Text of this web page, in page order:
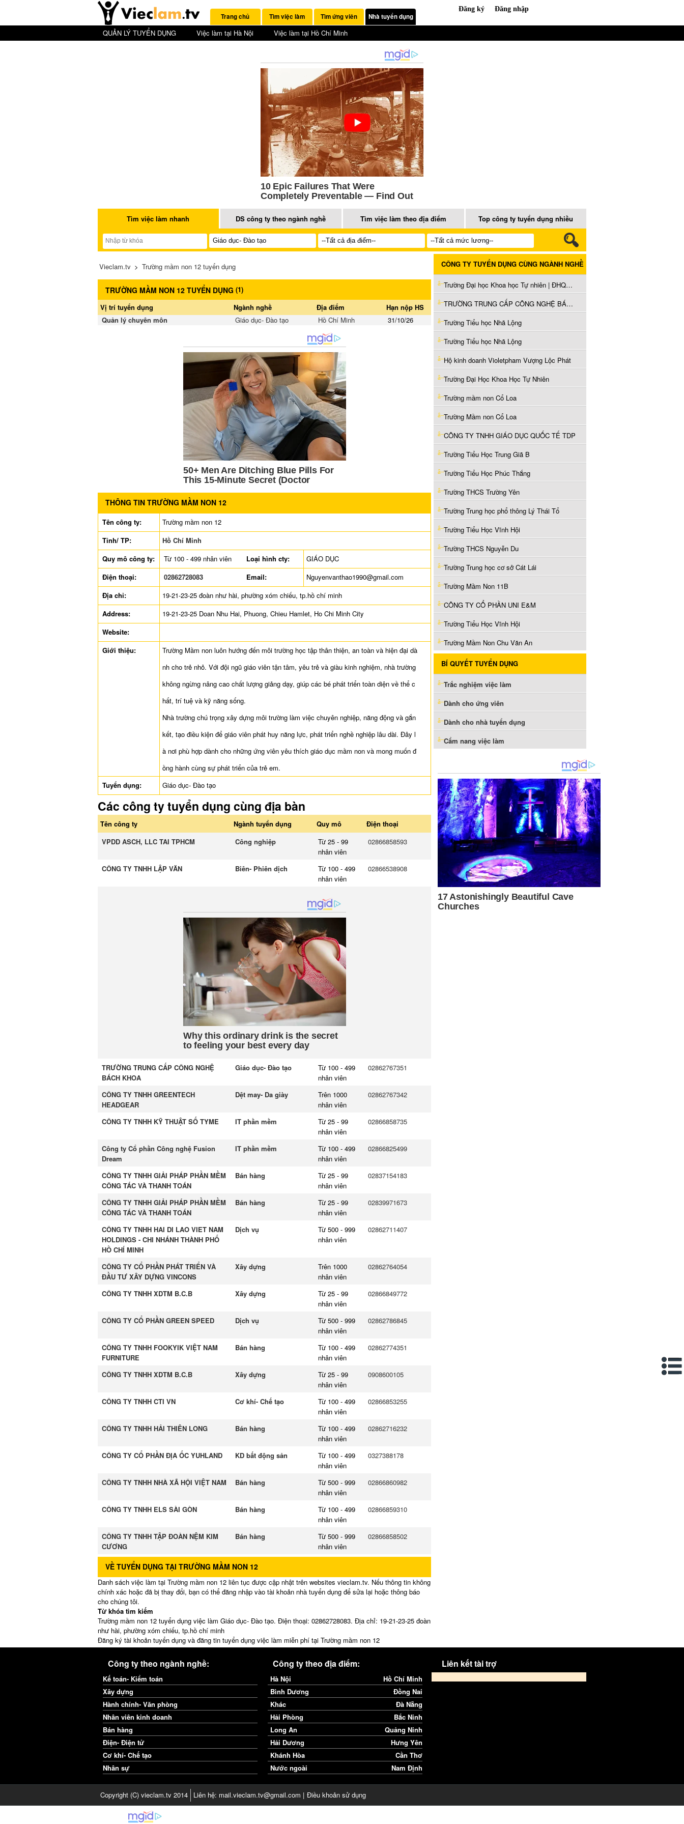
Trang chủ Tìm việc làm Tìm ứng viên Nhà tuyển dụng
QUẢN LÝ TUYỂN DỤNG Việc làm tại Hà Nội Việc làm tại Hồ Chí Minh
Tìm việc làm nhanh DS công ty theo ngành nghề Tìm việc làm theo địa điểm Top công ty tuyển dụng nhiều
Vieclam.tv > Trường mầm non 12 tuyển dụng
TRƯỜNG MẦM NON 12 TUYỂN DỤNG (1)
Vị trí tuyển dụng
Ngành nghề Địa điểm
Hạn nộp HS
Quản lý chuyên môn
Giáo dục- Đào tạo Hồ Chí Minh 31/10/26
THÔNG TIN TRƯỜNG MẦM NON 12
Tên công ty:
Trường mầm non 12
Tỉnh/ TP:
Hồ Chí Minh
Quy mô công ty:
Từ 100 - 499 nhân viên Loại hình cty:
GIÁO DỤC
Điện thoại:
02862728083 Email:
Nguyenvanthao1990@gmail.com
Địa chỉ:
19-21-23-25 đoàn như hài, phường xóm chiếu, tp.hồ chí minh
Address:
19-21-23-25 Doan Nhu Hai, Phuong, Chieu Hamlet, Ho Chi Minh City
Website:
Giới thiệu:
Trường Mầm non luôn hướng đến môi trường học tập thân thiện, an toàn và hiện đại dà
nh cho trẻ nhỏ. Với đội ngũ giáo viên tận tâm, yêu trẻ và giàu kinh nghiệm, nhà trường
không ngừng nâng cao chất lượng giảng dạy, giúp các bé phát triển toàn diện về thể c
hất, trí tuệ và kỹ năng sống.
Nhà trường chú trọng xây dựng môi trường làm việc chuyên nghiệp, năng động và gắn
kết, tạo điều kiện để giáo viên phát huy năng lực, phát triển nghề nghiệp lâu dài. Đây l
à nơi phù hợp dành cho những ứng viên yêu thích giáo dục mầm non và mong muốn đ
ồng hành cùng sự phát triển của trẻ em.
Tuyển dụng:
Giáo dục- Đào tạo
Các công ty tuyển dụng cùng địa bàn
Tên công ty Ngành tuyển dụng Quy mô
Điện thoại
VPDD ASCH, LLC TAI TPHCM
Công nghiệp
Từ 25 - 99
nhân viên
02866858593
CÔNG TY TNHH LẬP VĂN Biên- Phiên dịch
Từ 100 - 499
nhân viên
02866538908
TRƯỜNG TRUNG CẤP CÔNG NGHỆ
BÁCH KHOA
Giáo dục- Đào tạo
Từ 100 - 499
nhân viên
02862767351
CÔNG TY TNHH GREENTECH
HEADGEAR
Dệt may- Da giày
Trên 1000
nhân viên
02862767342
CÔNG TY TNHH KỸ THUẬT SỐ TYME IT phần mềm
Từ 25 - 99
nhân viên
02866858735
Công ty Cổ phần Công nghệ Fusion
Dream
IT phần mềm
Từ 100 - 499
nhân viên
02866825499
CÔNG TY TNHH GIẢI PHÁP PHẦN MỀM
CÔNG TÁC VÀ THANH TOÁN
Bán hàng
Từ 25 - 99
nhân viên
02837154183
CÔNG TY TNHH GIẢI PHÁP PHẦN MỀM
CÔNG TÁC VÀ THANH TOÁN
Bán hàng
Từ 25 - 99
nhân viên
02839971673
CÔNG TY TNHH HAI DI LAO VIET NAM
HOLDINGS - CHI NHÁNH THÀNH PHỐ
HỒ CHÍ MINH
Dịch vụ
Từ 500 - 999
nhân viên
02862711407
CÔNG TY CỔ PHẦN PHÁT TRIỂN VÀ
ĐẦU TƯ XÂY DỰNG VINCONS
Xây dựng
Trên 1000
nhân viên
02862764054
CÔNG TY TNHH XDTM B.C.B Xây dựng
Từ 25 - 99
nhân viên
02866849772
CÔNG TY CỔ PHẦN GREEN SPEED Dịch vụ
Từ 500 - 999
nhân viên
02862786845
CÔNG TY TNHH FOOKYIK VIỆT NAM
FURNITURE
Bán hàng
Từ 100 - 499
nhân viên
02862774351
CÔNG TY TNHH XDTM B.C.B Xây dựng
Từ 25 - 99
nhân viên
0908600105
CÔNG TY TNHH CTI VN Cơ khí- Chế tạo
Từ 100 - 499
nhân viên
02866853255
CÔNG TY TNHH HẢI THIÊN LONG Bán hàng
Từ 100 - 499
nhân viên
02862716232
CÔNG TY CỔ PHẦN ĐỊA ỐC YUHLAND KD bất động sản
Từ 100 - 499
nhân viên
0327388178
CÔNG TY TNHH NHÀ XÃ HỘI VIỆT NAM Bán hàng
Từ 500 - 999
nhân viên
02866860982
CÔNG TY TNHH ELS SÀI GÒN Bán hàng
Từ 100 - 499
nhân viên
02866859310
CÔNG TY TNHH TẬP ĐOÀN NỆM KIM
CƯƠNG
Bán hàng
Từ 500 - 999
nhân viên
02866858502
VỀ TUYỂN DỤNG TẠI TRƯỜNG MẦM NON 12
Danh sách việc làm tại Trường mầm non 12 liên tục được cập nhật trên websites vieclam.tv. Nếu thông tin không
chính xác hoặc đã bị thay đổi, bạn có thể đăng nhập vào tài khoản nhà tuyển dụng để sửa lại hoặc thông báo
cho chúng tôi.
Từ khóa tìm kiếm
Trường mầm non 12 tuyển dụng việc làm Giáo dục- Đào tạo. Điện thoại: 02862728083. Địa chỉ: 19-21-23-25 đoàn
như hài, phường xóm chiếu, tp.hồ chí minh
Đăng ký tài khoản tuyển dụng và đăng tin tuyển dụng việc làm miễn phí tại Trường mầm non 12
CÔNG TY TUYỂN DỤNG CÙNG NGÀNH NGHỀ
Trường Đại học Khoa học Tự nhiên | ĐHQGHN
TRƯỜNG TRUNG CẤP CÔNG NGHỆ BÁCH KHOA
Trường Tiểu học Nhã Lộng
Trường Tiểu học Nhã Lộng
Hộ kinh doanh Violetpham Vượng Lộc Phát
Trường Đại Học Khoa Học Tự Nhiên
Trường mầm non Cổ Loa
Trường Mầm non Cổ Loa
CÔNG TY TNHH GIÁO DỤC QUỐC TẾ TDP
Trường Tiểu Học Trung Giã B
Trường Tiểu Học Phúc Thắng
Trường THCS Trường Yên
Trường Trung học phổ thông Lý Thái Tổ
Trường Tiểu Học Vĩnh Hội
Trường THCS Nguyễn Du
Trường Trung học cơ sở Cát Lái
Trường Mầm Non 11B
CÔNG TY CỔ PHẦN UNI E&M
Trường Tiểu Học Vĩnh Hội
Trường Mầm Non Chu Văn An
BÍ QUYẾT TUYỂN DỤNG
Trắc nghiệm việc làm
Dành cho ứng viên
Dành cho nhà tuyển dụng
Cẩm nang việc làm
Công ty theo ngành nghề:
Kế toán- Kiểm toán
Xây dựng
Hành chính- Văn phòng
Nhân viên kinh doanh
Bán hàng
Điện- Điện tử
Cơ khí- Chế tạo
Nhân sự
Công ty theo địa điểm:
Hà Nội
Hồ Chí Minh
Bình Dương
Đồng Nai
Khác
Đà Nẵng
Hải Phòng
Bắc Ninh
Long An
Quảng Ninh
Hải Dương
Hưng Yên
Khánh Hòa
Cần Thơ
Nước ngoài
Nam Định
Liên kết tài trợ
Copyright (C) vieclam.tv 2014 Liên hệ: mail.vieclam.tv@gmail.com | Điều khoản sử dụng